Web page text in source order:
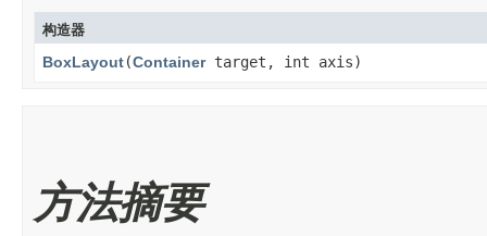
构造器
BoxLayout​(Containertarget, int axis)
方法摘要